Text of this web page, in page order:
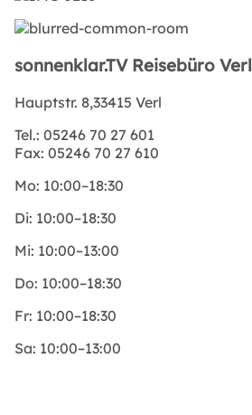
sonnenklar.TV Reisebüro Verl
Hauptstr. 8,33415 Verl
Tel.: 05246 70 27 601
Fax: 05246 70 27 610
Mo: 10:00–18:30
Di: 10:00–18:30
Mi: 10:00–13:00
Do: 10:00–18:30
Fr: 10:00–18:30
Sa: 10:00–13:00